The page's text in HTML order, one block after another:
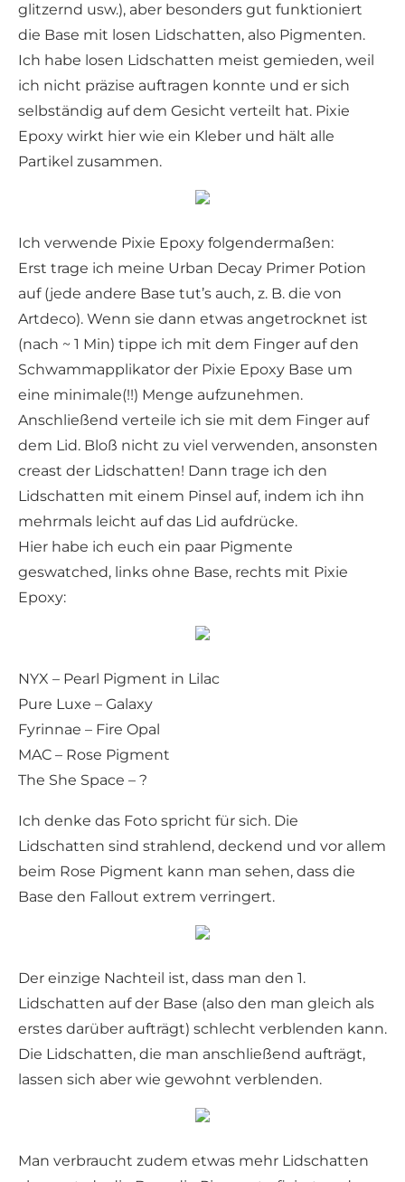
glitzernd usw.), aber besonders gut funktioniert
die Base mit losen Lidschatten, also Pigmenten.
Ich habe losen Lidschatten meist gemieden, weil
ich nicht präzise auftragen konnte und er sich
selbständig auf dem Gesicht verteilt hat. Pixie
Epoxy wirkt hier wie ein Kleber und hält alle
Partikel zusammen.
Ich verwende Pixie Epoxy folgendermaßen:
Erst trage ich meine Urban Decay Primer Potion
auf (jede andere Base tut’s auch, z. B. die von
Artdeco). Wenn sie dann etwas angetrocknet ist
(nach ~ 1 Min) tippe ich mit dem Finger auf den
Schwammapplikator der Pixie Epoxy Base um
eine minimale(!!) Menge aufzunehmen.
Anschließend verteile ich sie mit dem Finger auf
dem Lid. Bloß nicht zu viel verwenden, ansonsten
creast der Lidschatten! Dann trage ich den
Lidschatten mit einem Pinsel auf, indem ich ihn
mehrmals leicht auf das Lid aufdrücke.
Hier habe ich euch ein paar Pigmente
geswatched, links ohne Base, rechts mit Pixie
Epoxy:
NYX – Pearl Pigment in Lilac
Pure Luxe – Galaxy
Fyrinnae – Fire Opal
MAC – Rose Pigment
The She Space – ?
Ich denke das Foto spricht für sich. Die
Lidschatten sind strahlend, deckend und vor allem
beim Rose Pigment kann man sehen, dass die
Base den Fallout extrem verringert.
Der einzige Nachteil ist, dass man den 1.
Lidschatten auf der Base (also den man gleich als
erstes darüber aufträgt) schlecht verblenden kann.
Die Lidschatten, die man anschließend aufträgt,
lassen sich aber wie gewohnt verblenden.
Man verbraucht zudem etwas mehr Lidschatten